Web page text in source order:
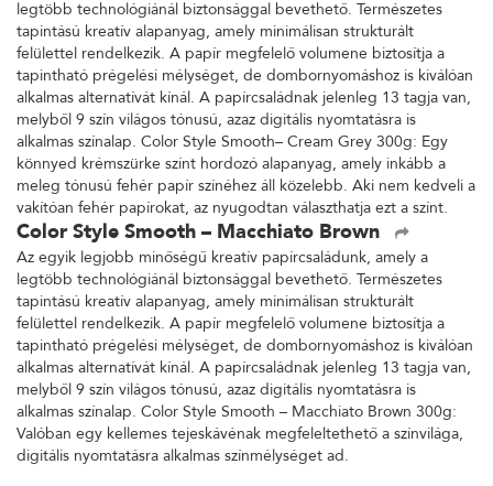
legtöbb technológiánál biztonsággal bevethető. Természetes
tapintású kreatív alapanyag, amely minimálisan strukturált
felülettel rendelkezik. A papír megfelelő volumene biztosítja a
tapintható prégelési mélységet, de dombornyomáshoz is kiválóan
alkalmas alternatívát kínál. A papírcsaládnak jelenleg 13 tagja van,
melyből 9 szín világos tónusú, azaz digitális nyomtatásra is
alkalmas színalap. Color Style Smooth– Cream Grey 300g: Egy
könnyed krémszürke színt hordozó alapanyag, amely inkább a
meleg tónusú fehér papír színéhez áll közelebb. Aki nem kedveli a
vakítóan fehér papírokat, az nyugodtan választhatja ezt a színt.
Color Style Smooth – Macchiato Brown
Az egyik legjobb minőségű kreatív papírcsaládunk, amely a
legtöbb technológiánál biztonsággal bevethető. Természetes
tapintású kreatív alapanyag, amely minimálisan strukturált
felülettel rendelkezik. A papír megfelelő volumene biztosítja a
tapintható prégelési mélységet, de dombornyomáshoz is kiválóan
alkalmas alternatívát kínál. A papírcsaládnak jelenleg 13 tagja van,
melyből 9 szín világos tónusú, azaz digitális nyomtatásra is
alkalmas színalap. Color Style Smooth – Macchiato Brown 300g:
Valóban egy kellemes tejeskávénak megfeleltethető a színvilága,
digitális nyomtatásra alkalmas színmélységet ad.